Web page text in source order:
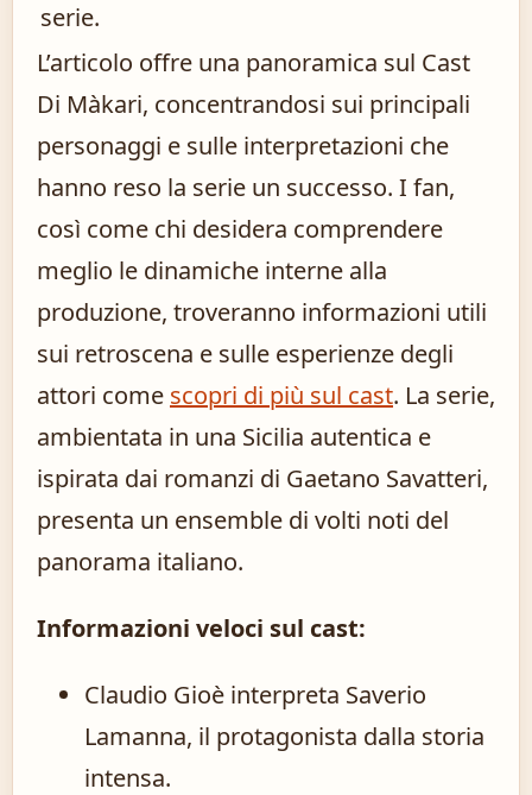
serie.
L’articolo offre una panoramica sul Cast
Di Màkari, concentrandosi sui principali
personaggi e sulle interpretazioni che
hanno reso la serie un successo. I fan,
così come chi desidera comprendere
meglio le dinamiche interne alla
produzione, troveranno informazioni utili
sui retroscena e sulle esperienze degli
attori come scopri di più sul cast. La serie,
ambientata in una Sicilia autentica e
ispirata dai romanzi di Gaetano Savatteri,
presenta un ensemble di volti noti del
panorama italiano.
Informazioni veloci sul cast:
Claudio Gioè interpreta Saverio
Lamanna, il protagonista dalla storia
intensa.